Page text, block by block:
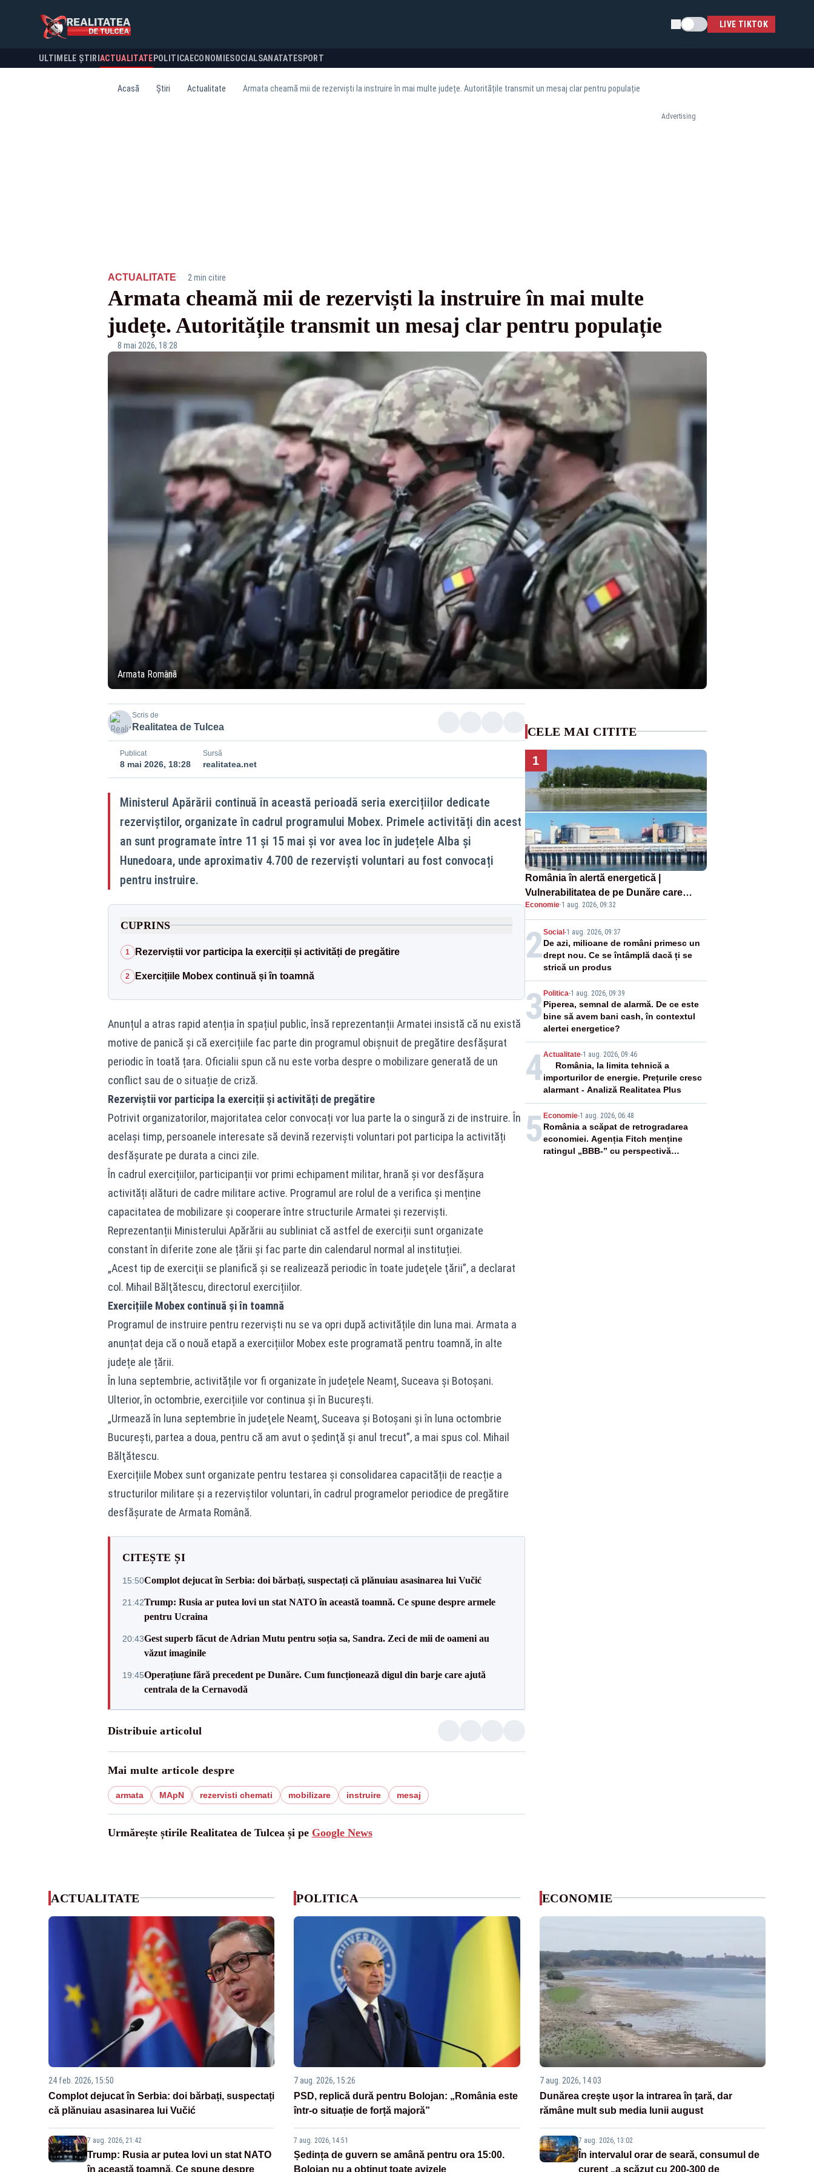
Schimba temaLIVE TIKTOK
ULTIMELE ȘTIRI ACTUALITATE POLITICA ECONOMIESOCIALSANATATESPORT
Acasă Știri Actualitate Armata cheamă mii de rezerviști la instruire în mai multe județe. Autoritățile transmit un mesaj clar pentru populație
Advertising
ACTUALITATE· 2 min citire
Armata cheamă mii de rezerviști la instruire în mai multe
județe. Autoritățile transmit un mesaj clar pentru populație
8 mai 2026, 18:28
Armata Română
Scris de
Realitatea de Tulcea
Publicat
8 mai 2026, 18:28
Sursă
realitatea.net
Ministerul Apărării continuă în această perioadă seria exercițiilor dedicate
rezerviștilor, organizate în cadrul programului Mobex. Primele activități din acest
an sunt programate între 11 și 15 mai și vor avea loc în județele Alba și
Hunedoara, unde aproximativ 4.700 de rezerviști voluntari au fost convocați
pentru instruire.
CUPRINS
1 Rezerviștii vor participa la exerciții și activități de pregătire
2 Exercițiile Mobex continuă și în toamnă
Anunțul a atras rapid atenția în spațiul public, însă reprezentanții Armatei insistă că nu există
motive de panică și că exercițiile fac parte din programul obișnuit de pregătire desfășurat
periodic în toată țara. Oficialii spun că nu este vorba despre o mobilizare generată de un
conflict sau de o situație de criză.
Rezerviștii vor participa la exerciții și activități de pregătire
Potrivit organizatorilor, majoritatea celor convocați vor lua parte la o singură zi de instruire. În
același timp, persoanele interesate să devină rezerviști voluntari pot participa la activități
desfășurate pe durata a cinci zile.
În cadrul exercițiilor, participanții vor primi echipament militar, hrană și vor desfășura
activități alături de cadre militare active. Programul are rolul de a verifica și menține
capacitatea de mobilizare și cooperare între structurile Armatei și rezerviști.
Reprezentanții Ministerului Apărării au subliniat că astfel de exerciții sunt organizate
constant în diferite zone ale țării și fac parte din calendarul normal al instituției.
„Acest tip de exerciţii se planifică şi se realizează periodic în toate judeţele ţării”, a declarat
col. Mihail Bălţătescu, directorul exercițiilor.
Exercițiile Mobex continuă și în toamnă
Programul de instruire pentru rezerviști nu se va opri după activitățile din luna mai. Armata a
anunțat deja că o nouă etapă a exercițiilor Mobex este programată pentru toamnă, în alte
județe ale țării.
În luna septembrie, activitățile vor fi organizate în județele Neamț, Suceava și Botoșani.
Ulterior, în octombrie, exercițiile vor continua și în București.
„Urmează în luna septembrie în judeţele Neamţ, Suceava şi Botoşani şi în luna octombrie
Bucureşti, partea a doua, pentru că am avut o şedinţă şi anul trecut”, a mai spus col. Mihail
Bălţătescu.
Exercițiile Mobex sunt organizate pentru testarea și consolidarea capacității de reacție a
structurilor militare și a rezerviștilor voluntari, în cadrul programelor periodice de pregătire
desfășurate de Armata Română.
CITEȘTE ȘI
15:50Complot dejucat în Serbia: doi bărbați, suspectați că plănuiau asasinarea lui Vučić
21:42Trump: Rusia ar putea lovi un stat NATO în această toamnă. Ce spune despre armele
pentru Ucraina
20:43Gest superb făcut de Adrian Mutu pentru soția sa, Sandra. Zeci de mii de oameni au
văzut imaginile
19:45Operațiune fără precedent pe Dunăre. Cum funcționează digul din barje care ajută
centrala de la Cernavodă
Distribuie articolul
Mai multe articole despre
armata MApN rezervisti chemati mobilizare instruire mesaj
Urmărește știrile Realitatea de Tulcea și pe Google News
CELE MAI CITITE
1
România în alertă energetică |
Vulnerabilitatea de pe Dunăre care
pune în pericol Centrala Cernavodă era
cunoscută de pe vremea lui Ceaușescu
Economie·1 aug. 2026, 09:32
2Social-1 aug. 2026, 09:37
De azi, milioane de români primesc un
drept nou. Ce se întâmplă dacă ți se
strică un produs
3 Politica-1 aug. 2026, 09:39
Piperea, semnal de alarmă. De ce este
bine să avem bani cash, în contextul
alertei energetice?
4Actualitate-1 aug. 2026, 09:46
România, la limita tehnică a
importurilor de energie. Prețurile cresc
alarmant - Analiză Realitatea Plus
5 Economie-1 aug. 2026, 06:48
România a scăpat de retrogradarea
economiei. Agenția Fitch menține
ratingul „BBB-” cu perspectivă
ACTUALITATE
24 feb. 2026, 15:50
Complot dejucat în Serbia: doi bărbați, suspectați
că plănuiau asasinarea lui Vučić
7 aug. 2026, 21:42
Trump: Rusia ar putea lovi un stat NATO
în această toamnă. Ce spune despre
POLITICA
7 aug. 2026, 15:26
PSD, replică dură pentru Bolojan: „România este
într-o situație de forță majoră”
7 aug. 2026, 14:51
Ședința de guvern se amână pentru ora 15:00.
Bolojan nu a obținut toate avizele
ECONOMIE
7 aug. 2026, 14:03
Dunărea crește ușor la intrarea în țară, dar
rămâne mult sub media lunii august
7 aug. 2026, 13:02
În intervalul orar de seară, consumul de
curent „a scăzut cu 200-300 de